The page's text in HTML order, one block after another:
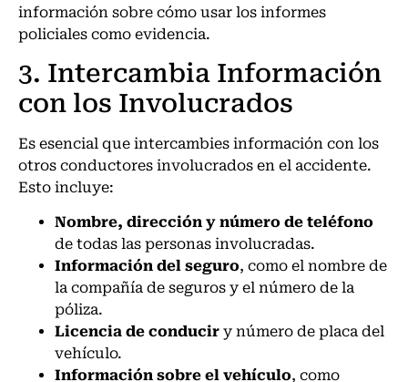
información sobre cómo usar los informes
policiales como evidencia.
3. Intercambia Información
con los Involucrados
Es esencial que intercambies información con los
otros conductores involucrados en el accidente.
Esto incluye:
Nombre, dirección y número de teléfono
de todas las personas involucradas.
Información del seguro, como el nombre de
la compañía de seguros y el número de la
póliza.
Licencia de conducir y número de placa del
vehículo.
Información sobre el vehículo, como